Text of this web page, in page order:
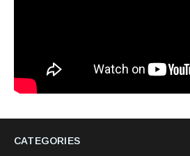
CATEGORIES